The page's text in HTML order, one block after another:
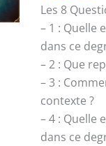
Les 8
– 1 : Quelle
dans ce
– 2 : Que
– 3 :
contexte ?
– 4 : Quelle
dans ce
17°
du
REAA
-
Expliqué